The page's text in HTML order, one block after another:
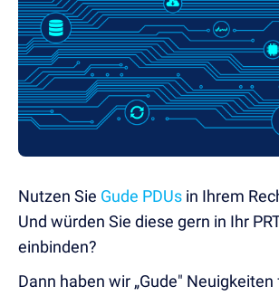
Nutzen Sie Gude PDUs in Ihrem
Und würden Sie diese gern in Ihr
einbinden?
Dann haben wir „Gude" Neuigkeiten